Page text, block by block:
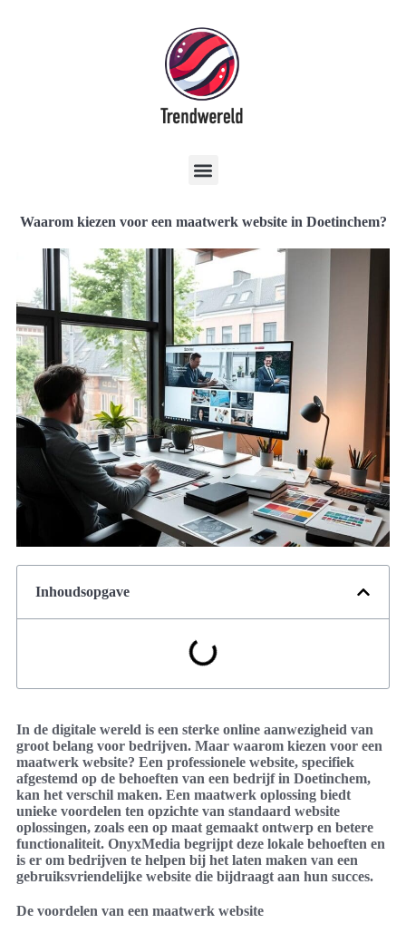
Waarom kiezen voor een maatwerk website in Doetinchem?
Inhoudsopgave
In de digitale wereld is een sterke online aanwezigheid van
groot belang voor bedrijven. Maar waarom kiezen voor een
maatwerk website? Een professionele website, specifiek
afgestemd op de behoeften van een bedrijf in Doetinchem,
kan het verschil maken. Een maatwerk oplossing biedt
unieke voordelen ten opzichte van standaard website
oplossingen, zoals een op maat gemaakt ontwerp en betere
functionaliteit. OnyxMedia begrijpt deze lokale behoeften en
is er om bedrijven te helpen bij het laten maken van een
gebruiksvriendelijke website die bijdraagt aan hun succes.
De voordelen van een maatwerk website